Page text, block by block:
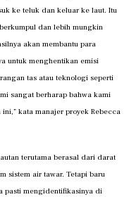
ke teluk dan keluar ke laut. Itu
dan lebih mungkin
akan membantu para
untuk menghentikan emisi
tas atau teknologi seperti
sangat berharap bahwa kami
kata manajer proyek Rebecca
terutama berasal dari darat
sistem air tawar. Tetapi baru
pasti mengidentifikasinya di